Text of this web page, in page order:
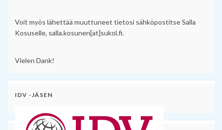
Voit myös lähettää muuttuneet tietosi sähköpostitse Salla
Kosuselle, salla.kosunen[at]sukol.fi.
Vielen Dank!
IDV -JÄSEN